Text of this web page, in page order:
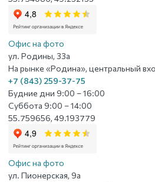
Офис на фото
ул. Родины, 33а
На рынке «Родина», центральный
+7 (843) 259-37-75
Будние дни 9:00 – 16:00
Суббота 9:00 – 14:00
55.759656, 49.193779
Офис на фото
ул. Пионерская, 9а